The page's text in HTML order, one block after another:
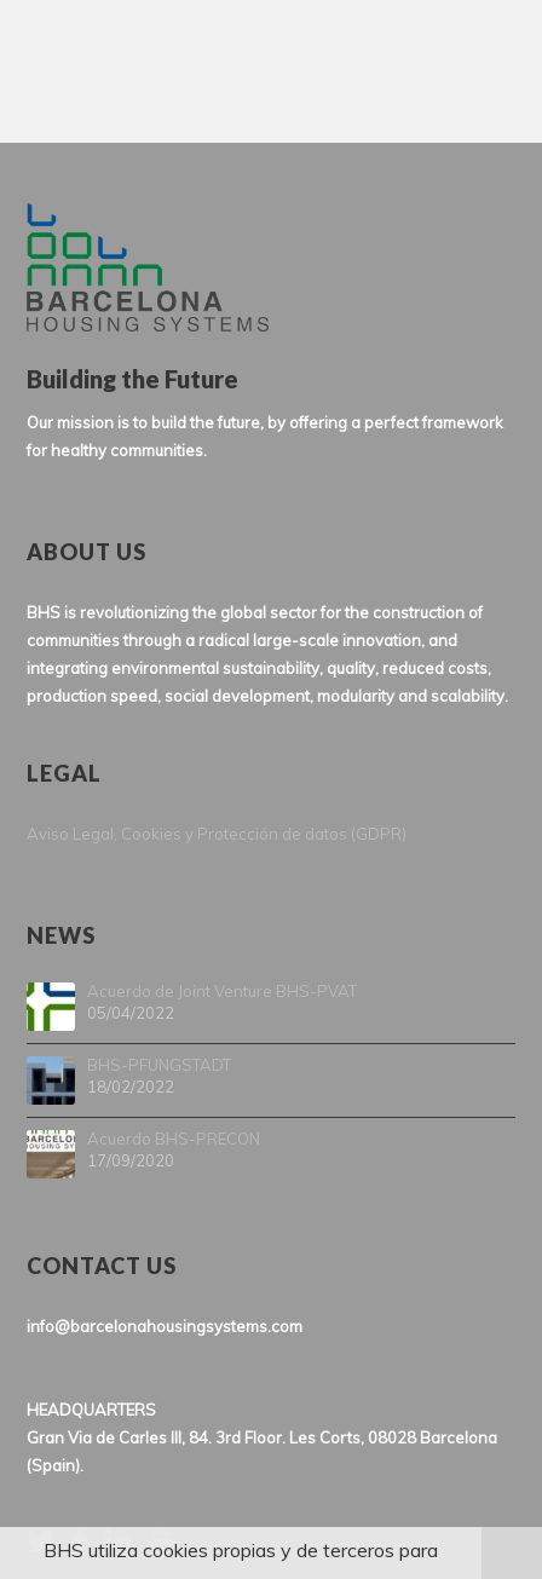
Building the Future
Our mission is to build the future, by offering a perfect framework
for healthy communities.
ABOUT US
BHS is revolutionizing the global sector for the construction of
communities through a radical large-scale innovation, and
integrating environmental sustainability, quality, reduced costs,
production speed, social development, modularity and scalability.
LEGAL
Aviso Legal, Cookies y Protección de datos (GDPR)
NEWS
Acuerdo de Joint Venture BHS-PVAT
05/04/2022
BHS-PFUNGSTADT
18/02/2022
Acuerdo BHS-PRECON
17/09/2020
CONTACT US
info@barcelonahousingsystems.com
HEADQUARTERS
Gran Via de Carles III, 84. 3rd Floor. Les Corts, 08028 Barcelona
(Spain).
BHS utiliza cookies propias y de terceros para